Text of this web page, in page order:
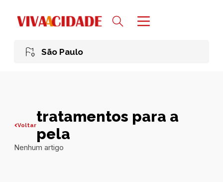
São Paulo
Voltartratamentos para a
pela
Nenhum artigo